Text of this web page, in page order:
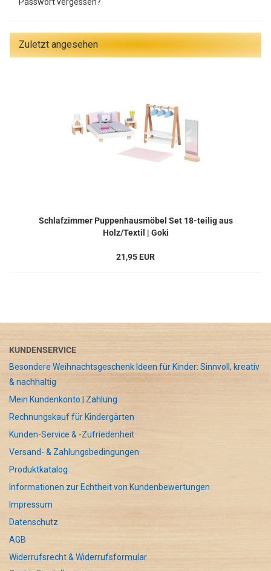
Passwort vergessen?
Zuletzt angesehen
Schlafzimmer Puppenhausmöbel Set 18-teilig aus
Holz/Textil | Goki
21,95 EUR
KUNDENSERVICE
Besondere Weihnachtsgeschenk Ideen für Kinder: Sinnvoll, kreativ
& nachhaltig
Mein Kundenkonto | Zahlung
Rechnungskauf für Kindergärten
Kunden-Service & -Zufriedenheit
Versand- & Zahlungsbedingungen
Produktkatalog
Informationen zur Echtheit von Kundenbewertungen
Impressum
Datenschutz
AGB
Widerrufsrecht & Widerrufsformular